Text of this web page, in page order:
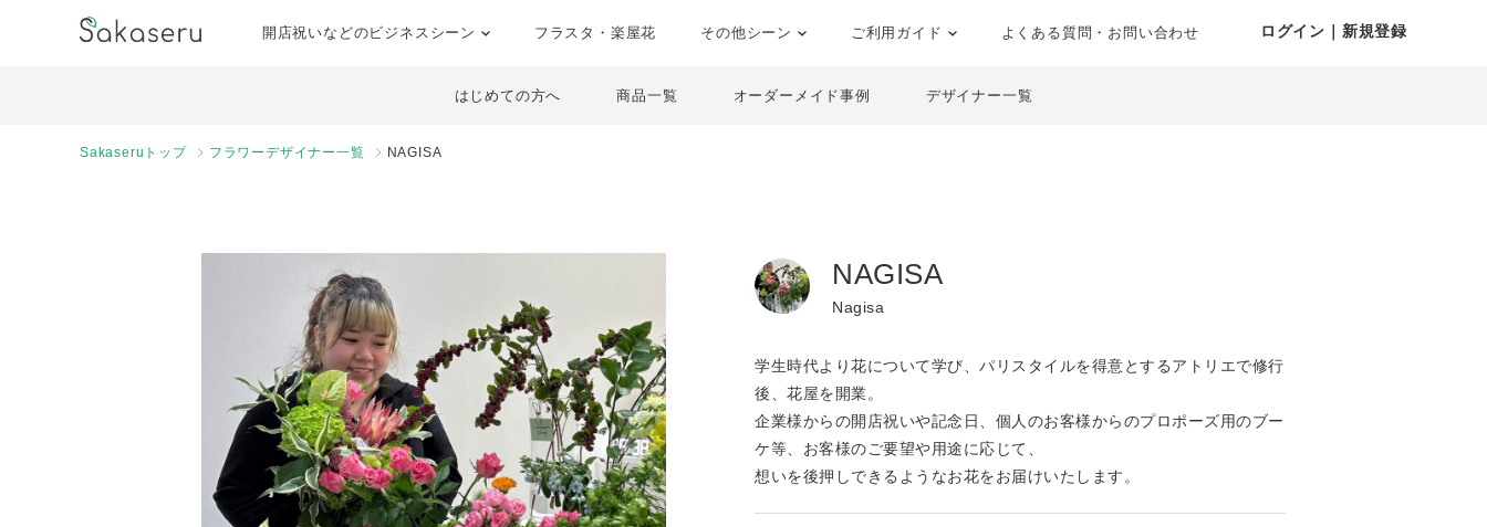
開店祝いなどのビジネスシーン フラスタ・楽屋花 その他シーン ご利用ガイド よくある質問・お問い合わせ ログイン｜新規登録
はじめての方へ 商品一覧 オーダーメイド事例 デザイナー一覧
Sakaseruトップ フラワーデザイナー一覧 NAGISA
NAGISA
Nagisa
学生時代より花について学び、パリスタイルを得意とするアトリエで修行
後、花屋を開業。
企業様からの開店祝いや記念日、個人のお客様からのプロポーズ用のブー
ケ等、お客様のご要望や用途に応じて、
想いを後押しできるようなお花をお届けいたします。